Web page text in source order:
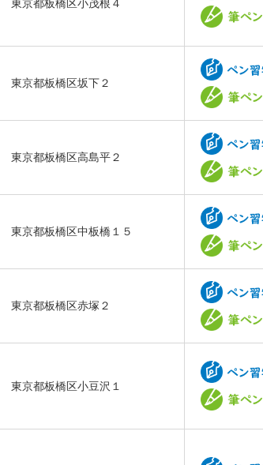
東京都板橋区小茂根４
東京都板橋区坂下２
東京都板橋区高島平２
東京都板橋区中板橋１５
東京都板橋区赤塚２
東京都板橋区小豆沢１